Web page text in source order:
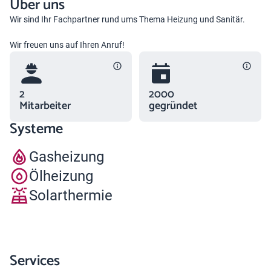
Über uns
Wir sind Ihr Fachpartner rund ums Thema Heizung und Sanitär.
Wir freuen uns auf Ihren Anruf!
2
Mitarbeiter
2000
gegründet
Systeme
Gasheizung
Ölheizung
Solarthermie
Services